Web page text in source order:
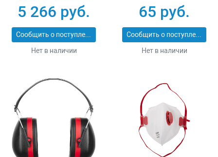
5 266 руб.
Сообщить о поступлении
Нет в наличии
65 руб.
Сообщить о поступлении
Нет в наличии